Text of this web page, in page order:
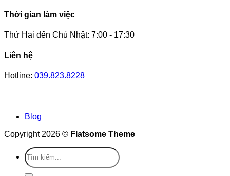
Thời gian làm việc
Thứ Hai đến Chủ Nhật: 7:00 - 17:30
Liên hệ
Hotline: 039.823.8228
Blog
Copyright 2026 © Flatsome Theme